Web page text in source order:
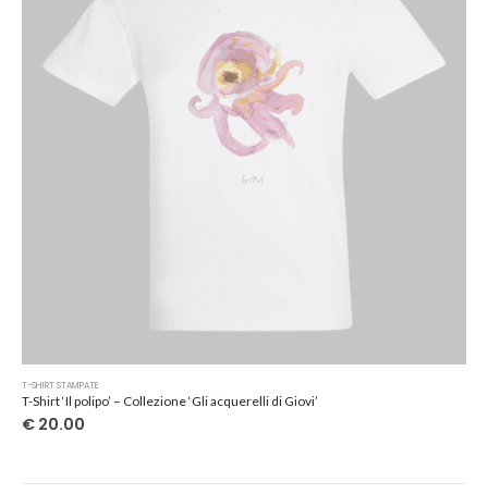
nella
pagina
prodotto
ha
Le
T-SHIRT STAMPATE
T-Shirt ‘Il polipo’ – Collezione ‘Gli acquerelli di Giovi’
€ 20.00